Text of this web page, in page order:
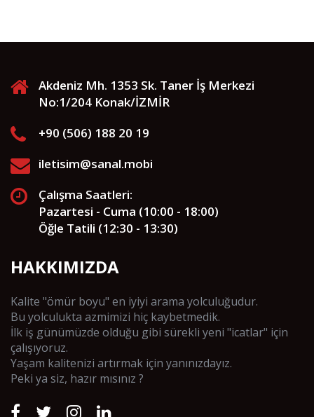
Akdeniz Mh. 1353 Sk. Taner İş Merkezi
No:1/204 Konak/İZMİR
+90 (506) 188 20 19
iletisim@sanal.mobi
Çalışma Saatleri:
Pazartesi - Cuma (10:00 - 18:00)
Öğle Tatili (12:30 - 13:30)
HAKKIMIZDA
Kalite "ömür boyu" en iyiyi arama yolculuğudur.
Bu yolculukta azmimizi hiç kaybetmedik.
İlk iş günümüzde olduğu gibi sürekli yeni "icatlar" için
çalışıyoruz.
Yaşam kalitenizi artırmak için yanınızdayız.
Peki ya siz, hazır mısınız ?